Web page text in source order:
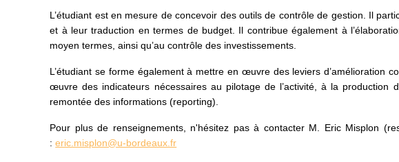
L’étudiant est en mesure de concevoir des outils de contrôle de gestion. Il
et à leur traduction en termes de budget. Il contribue également à
moyen termes, ainsi qu’au contrôle des investissements.
L’étudiant se forme également à mettre en œuvre des leviers d’amélioration
œuvre des indicateurs nécessaires au pilotage de l’activité, à la
remontée des informations (reporting).
Pour plus de renseignements, n'hésitez pas à contacter M. Eric Misplon
:eric.misplon@u-bordeaux.fr